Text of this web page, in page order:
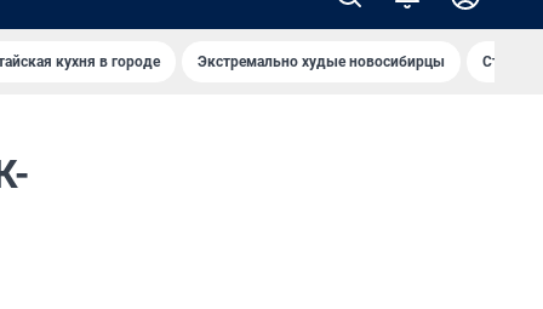
кухня в городе Экстремально худые новосибирцы Старт